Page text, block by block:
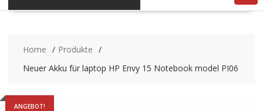
Home
Produkte
Neuer Akku für laptop HP Envy 15 Notebook model PI06
ANGEBOT!